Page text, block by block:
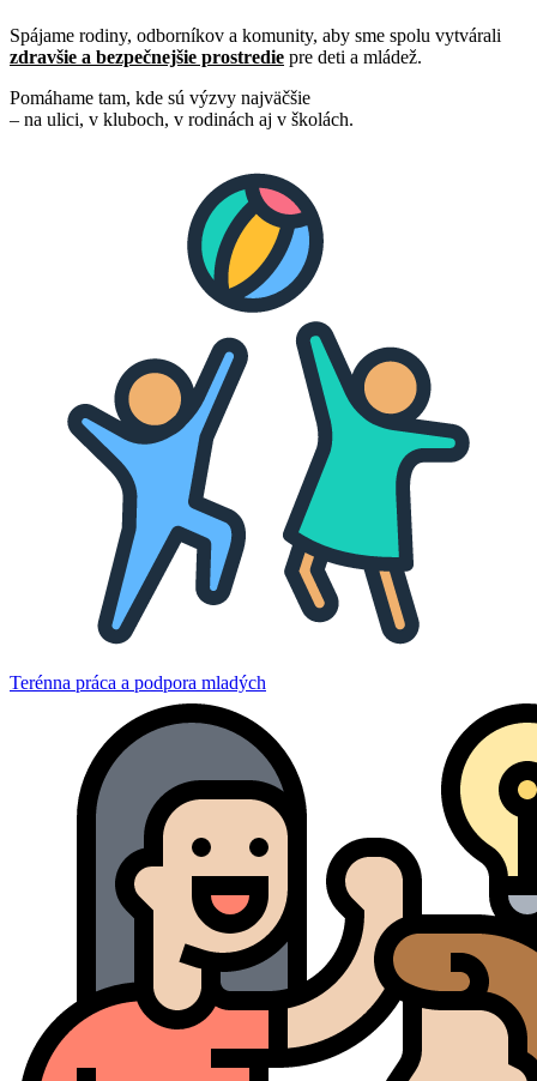
Spájame rodiny, odborníkov a komunity, aby sme spolu vytvárali
zdravšie a bezpečnejšie prostredie pre deti a mládež.
Pomáhame tam, kde sú výzvy najväčšie
– na ulici, v kluboch, v rodinách aj v školách.
Terénna práca a podpora mladých